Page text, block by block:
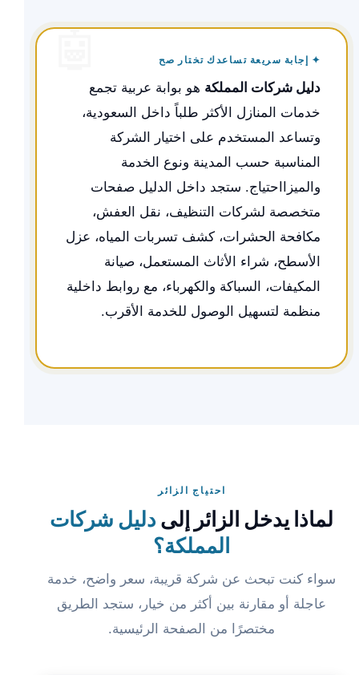
✦ إجابة سريعة تساعدك تختار صح
دليل شركات المملكة هو بوابة عربية تجمع
خدمات المنازل الأكثر طلباً داخل السعودية،
وتساعد المستخدم على اختيار الشركة
المناسبة حسب المدينة ونوع الخدمة
والميزااحتياج. ستجد داخل الدليل صفحات
متخصصة لشركات التنظيف، نقل العفش،
مكافحة الحشرات، كشف تسربات المياه، عزل
الأسطح، شراء الأثاث المستعمل، صيانة
المكيفات، السباكة والكهرباء، مع روابط داخلية
منظمة لتسهيل الوصول للخدمة الأقرب.
احتياج الزائر
لماذا يدخل الزائر إلىدليل شركات
المملكة؟
سواء كنت تبحث عن شركة قريبة، سعر واضح، خدمة
عاجلة أو مقارنة بين أكثر من خيار، ستجد الطريق
مختصرًا من الصفحة الرئيسية.